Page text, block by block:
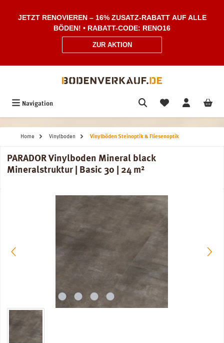
JETZT RENOVIEREN – 16% ZUSATZ-RABATT AUF ALLE
BÖDEN! • RABATT-CODE: RENO16
ZUR AKTION
Navigation
Home Vinylboden Vinylböden Steinoptik & Fliesenoptik
PARADOR Vinylboden Mineral black
Mineralstruktur | Basic 30 | 24 m²